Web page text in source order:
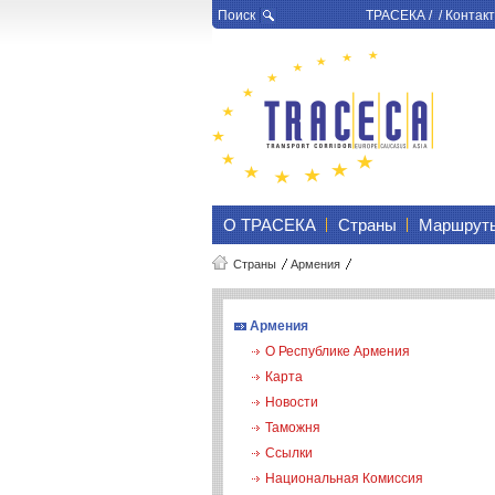
Поиск ТРАСЕКА/ /Контакт
О ТРАСЕКА Страны
Страны Армения
Армения
О Республике Армения
Карта
Новости
Таможня
Ссылки
Национальная Комиссия